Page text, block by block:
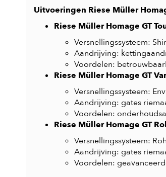
Uitvoeringen Riese Müller
Riese Müller Homage GT
Versnellingssysteem:
Aandrijving:
Voordelen:
Riese Müller Homage GT
Versnellingssysteem:
Aandrijving: gates
Voordelen:
Riese Müller Homage GT
Versnellingssysteem:
Aandrijving: gates
Voordelen: